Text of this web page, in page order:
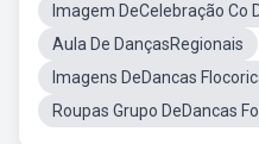
Imagem DeCelebração Co
Aula De DançasRegionais
Imagens DeDancas
Roupas Grupo DeDancas